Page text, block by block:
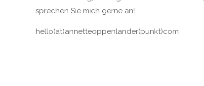
sprechen Sie mich gerne an!
hello(at)annetteoppenlander(punkt)com